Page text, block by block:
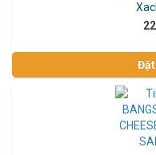
Đặt